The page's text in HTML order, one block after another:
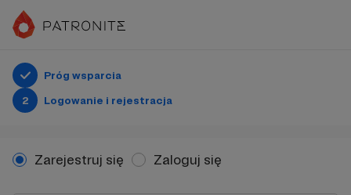
Próg wsparcia
2
Logowanie i rejestracja
Zarejestruj się Zaloguj się